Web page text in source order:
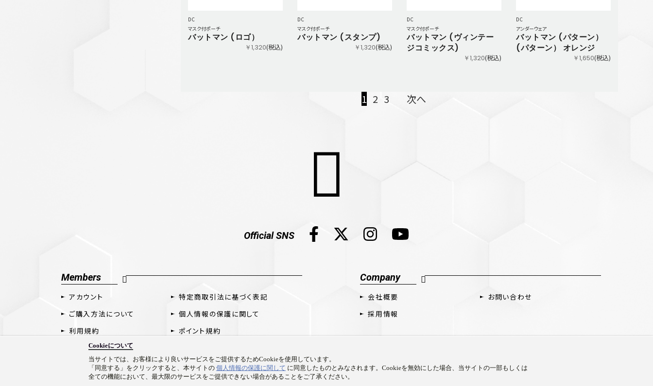
Cookieについて
当サイトでは、お客様により良いサービスをご提供するためCookieを使用しています。
「同意する」をクリックすると、本サイトの 個人情報の保護に関して に同意したものとみなされます。Cookieを無効にした場合、当サイトの一部もしくは
全ての機能において、最大限のサービスをご提供できない場合があることをご了承ください。
DC
マスク付ポーチ
バットマン (ロゴ）
￥1,320(税込)
DC
マスク付ポーチ
バットマン (スタンプ)
￥1,320(税込)
DC
マスク付ポーチ
バットマン (ヴィンテー
ジコミックス)
￥1,320(税込)
DC
アンダーウェア
バットマン (パターン）
(パターン） オレンジ
￥1,650(税込)
1 2 3 次へ
Official SNS
Members
アカウント
ご購入方法について
利用規約
特定商取引法に基づく表記
個人情報の保護に関して
ポイント規約
Company
会社概要
採用情報
お問い合わせ